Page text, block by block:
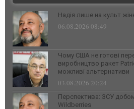
Надія лише на культ
06.08.2026 08:49
Чому США не готові
виробництво ракет
можливі альтернативи
03.08.2026 20:24
Перспектива: ЗСУ
Wildberries